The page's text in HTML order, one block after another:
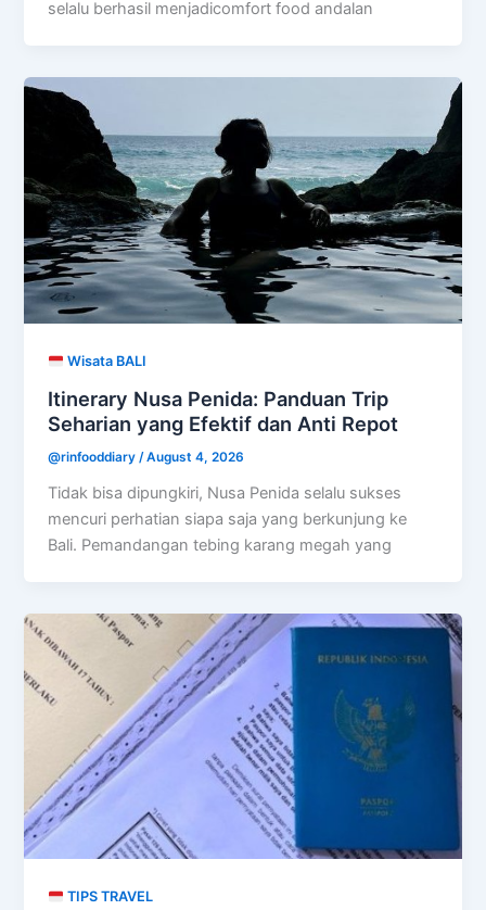
selalu berhasil menjadicomfort food andalan
Wisata BALI
Itinerary Nusa Penida: Panduan Trip
Seharian yang Efektif dan Anti Repot
@rinfooddiary/August 4, 2026
Tidak bisa dipungkiri, Nusa Penida selalu sukses
mencuri perhatian siapa saja yang berkunjung ke
Bali. Pemandangan tebing karang megah yang
TIPS TRAVEL